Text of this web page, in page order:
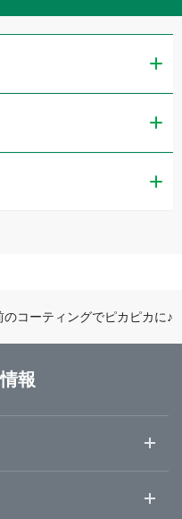
のコーティングでピカピカに♪
報